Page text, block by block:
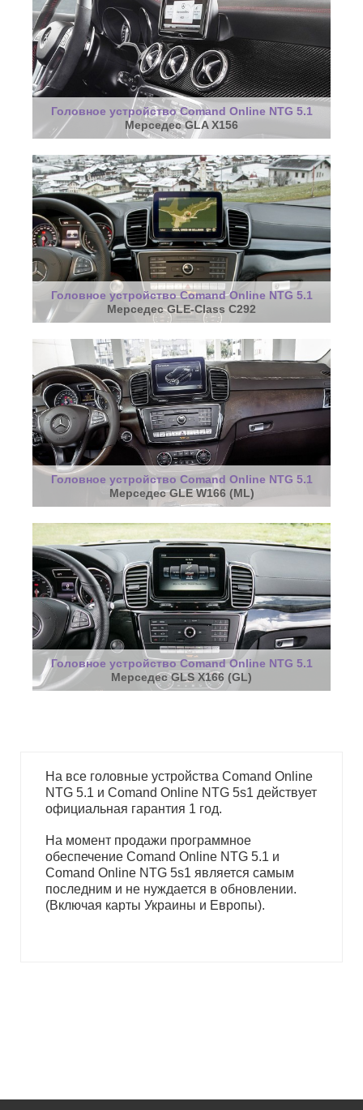
Головное устройство Comand Online NTG 5.1
Мерседес GLA X156
Головное устройство Comand Online NTG 5.1
Мерседес GLE-Class C292
Головное устройство Comand Online NTG 5.1
Мерседес GLE W166 (ML)
Головное устройство Comand Online NTG 5.1
Мерседес GLS X166 (GL)
На все головные устройства Comand Online
NTG 5.1 и Comand Online NTG 5s1 действует
официальная гарантия 1 год.
На момент продажи программное
обеспечение Comand Online NTG 5.1 и
Comand Online NTG 5s1 является самым
последним и не нуждается в обновлении.
(Включая карты Украины и Европы).